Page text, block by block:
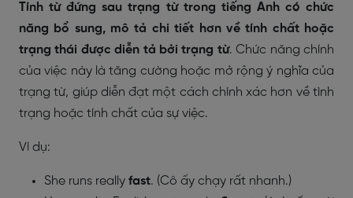
Tính từ đứng sau trạng từ trong tiếng Anh có chức
năng bổ sung, mô tả chi tiết hơn về tính chất hoặc
trạng thái được diễn tả bởi trạng từ. Chức năng chính
của việc này là tăng cường hoặc mở rộng ý nghĩa của
trạng từ, giúp diễn đạt một cách chính xác hơn về tình
trạng hoặc tính chất của sự việc.
Ví dụ:
She runs really fast. (Cô ấy chạy rất nhanh.)